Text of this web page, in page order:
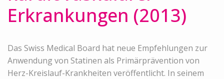
Erkrankungen (2013)
Das Swiss Medical Board hat neue Empfehlungen zur
Anwendung von Statinen als Primärprävention von
Herz-Kreislauf-Krankheiten veröffentlicht. In seinem